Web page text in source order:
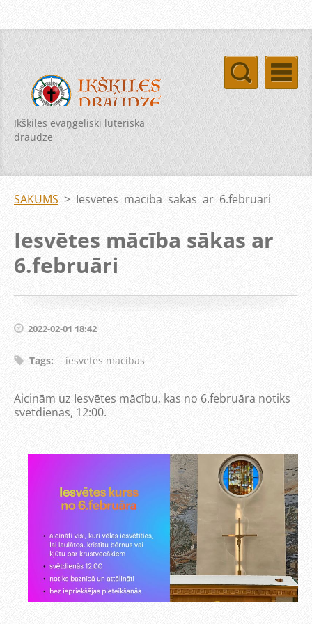
Ikšķiles evaņģēliski luteriskā
draudze
SĀKUMS > Iesvētes mācība sākas ar 6.februāri
Iesvētes mācība sākas ar
6.februāri
2022-02-01 18:42
Tags: iesvetes macibas
Aicinām uz Iesvētes mācību, kas no 6.februāra notiks
svētdienās, 12:00.